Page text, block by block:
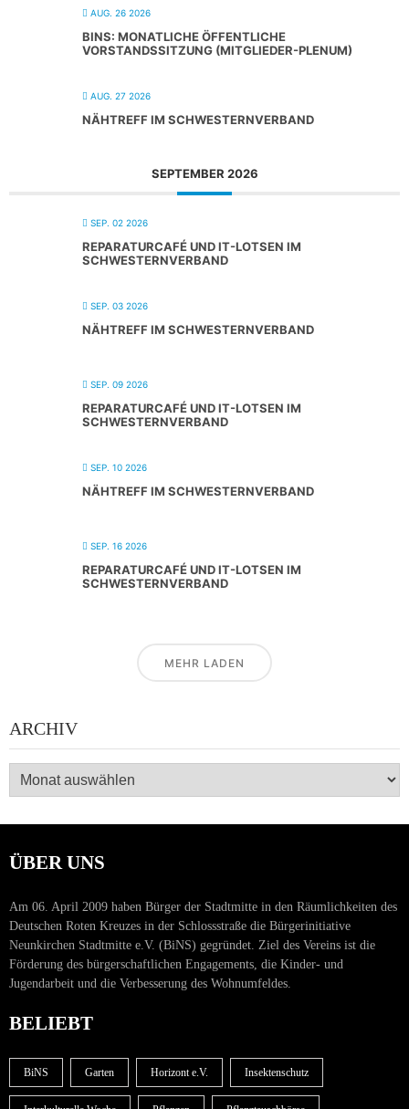
AUG. 26 2026
BINS: MONATLICHE ÖFFENTLICHE
VORSTANDSSITZUNG (MITGLIEDER-PLENUM)
AUG. 27 2026
NÄHTREFF IM SCHWESTERNVERBAND
SEPTEMBER 2026
SEP. 02 2026
REPARATURCAFÉ UND IT-LOTSEN IM
SCHWESTERNVERBAND
SEP. 03 2026
NÄHTREFF IM SCHWESTERNVERBAND
SEP. 09 2026
REPARATURCAFÉ UND IT-LOTSEN IM
SCHWESTERNVERBAND
SEP. 10 2026
NÄHTREFF IM SCHWESTERNVERBAND
SEP. 16 2026
REPARATURCAFÉ UND IT-LOTSEN IM
SCHWESTERNVERBAND
MEHR LADEN
ARCHIV
Archiv
ÜBER UNS
Am 06. April 2009 haben Bürger der Stadtmitte in den Räumlichkeiten des
Deutschen Roten Kreuzes in der Schlossstraße die Bürgerinitiative
Neunkirchen Stadtmitte e.V. (BiNS) gegründet. Ziel des Vereins ist die
Förderung des bürgerschaftlichen Engagements, die Kinder- und
Jugendarbeit und die Verbesserung des Wohnumfeldes.
BELIEBT
BiNS Garten Horizont e.V. Insektenschutz